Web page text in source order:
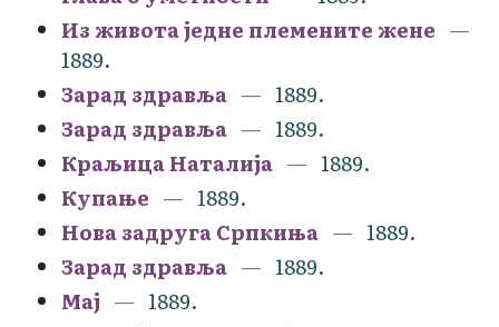
Из живота једне племените жене
1889.
Зарад здравља
1889.
Зарад здравља
1889.
Краљица Наталија
1889.
Купање
1889.
Нова задруга Српкиња
1889.
Зарад здравља
1889.
Мај
1889.